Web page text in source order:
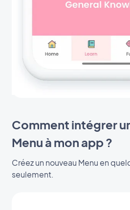
Comment intégrer
Menu à mon app ?
Créez un nouveau Menu en
seulement.